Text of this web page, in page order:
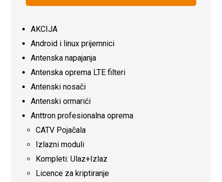
AKCIJA
Android i linux prijemnici
Antenska napajanja
Antenska oprema LTE filteri
Antenski nosači
Antenski ormarići
Anttron profesionalna oprema
CATV Pojačala
Izlazni moduli
Kompleti: Ulaz+Izlaz
Licence za kriptiranje